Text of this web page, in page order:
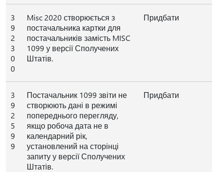
3
9
2
3
0
0
Misc 2020 створюється з
постачальника картки для
постачальників замість MISC
1099 у версії Сполучених
Штатів.
Придбати
3
9
2
5
9
9
Постачальник 1099 звіти не
створюють дані в режимі
попереднього перегляду,
якщо робоча дата не в
календарний рік,
установлений на сторінці
запиту у версії Сполучених
Штатів.
Придбати